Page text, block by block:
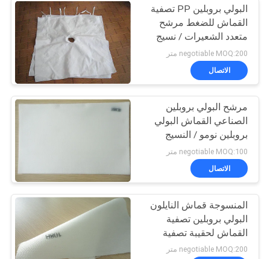
جولة
المعمل
مراقبة
الجودة
اتصل
اطلب
اقتباس
قماش الألياف
الزجاجية
قماش مرشح ميكرون
57
13
البولي بروبلين PP تصفية
القماش للضغط مرشح
متعدد الشعيرات / نسيج
مرشح حيدة
negotiable MOQ:200 متر
الاتصال
مرشح البولي بروبلين
الصناعي القماش البولي
بروبلين نومو / النسيج
الصحافة مرشح خيوط
متعددة
negotiable MOQ:100 متر
الاتصال
المنسوجة قماش النايلون
البولي بروبلين تصفية
القماش لحقيبة تصفية
السائل
negotiable MOQ:200 متر